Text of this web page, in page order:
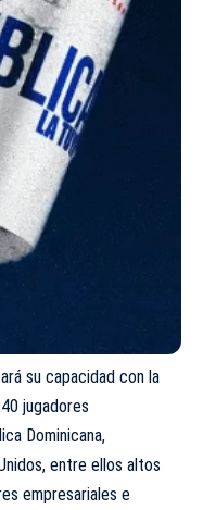
su capacidad con la
jugadores
Dominicana,
entre ellos altos
empresariales e